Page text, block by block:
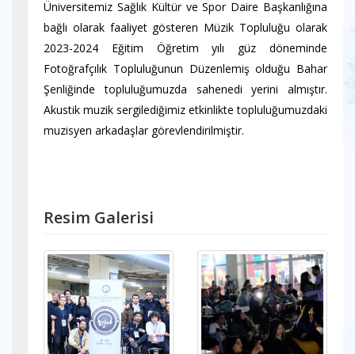
Üniversitemiz Sağlık Kültür ve Spor Daire Başkanlığına
bağlı olarak faaliyet gösteren Müzik Topluluğu olarak
2023-2024 Eğitim Öğretim yılı güz döneminde
Fotoğrafçılık Topluluğunun Düzenlemiş olduğu Bahar
Şenliğinde topluluğumuzda sahenedi yerini almıştır.
Akustik muzik sergilediğimiz etkinlikte topluluğumuzdaki
muzisyen arkadaşlar görevlendirilmiştir.
Resim Galerisi